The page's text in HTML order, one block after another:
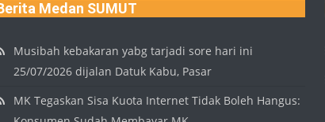
Medan SUMUT
Musibah kebakaran yabg tarjadi sore hari ini
25/07/2026 dijalan Datuk Kabu, Pasar
MK Tegaskan Sisa Kuota Internet Tidak Boleh Hangus: